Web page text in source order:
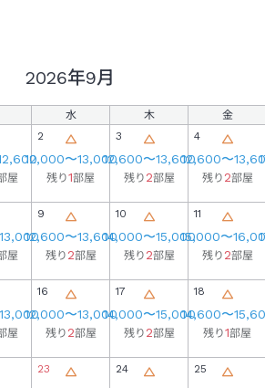
2026年9月
水 木 金
屋
2
12,000〜13,000
残り1部屋
3
12,600〜13,600
残り2部屋
4
12,600〜
残り2部屋
13,000
屋
9
12,600〜13,600
残り2部屋
10
14,000〜15,000
残り2部屋
11
15,000〜
残り2部屋
13,000
屋
16
12,000〜13,000
残り2部屋
17
14,000〜15,000
残り2部屋
18
14,600〜
残り1部屋
23 24 25